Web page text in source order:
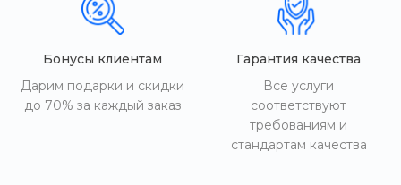
Бонусы клиентам
Дарим подарки и скидки
до 70% за каждый заказ
Гарантия качества
Все услуги
соответствуют
требованиям и
стандартам качества